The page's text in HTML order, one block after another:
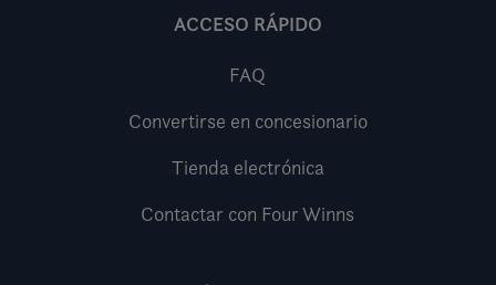
ACCESO RÁPIDO
FAQ
Convertirse en concesionario
Tienda electrónica
Contactar con Four Winns